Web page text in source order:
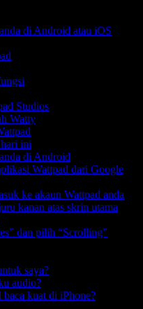
di Android atau iOS
Studios
Watty
ini
di Android
Wattpad dari Google
ke akaun Wattpad anda
kanan atas skrin utama
dan pilih “Scrolling”
saya?
audio?
baca kuat di iPhone?